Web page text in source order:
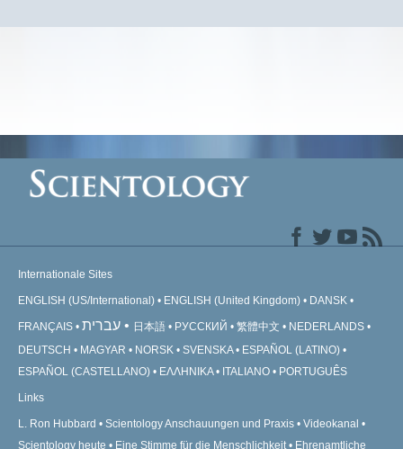
Internationale Sites
ENGLISH (US/International) ENGLISH (United Kingdom) DANSK
FRANÇAIS עברית 日本語 РУССКИЙ 繁體中文
NEDERLANDS
DEUTSCH
MAGYAR NORSK SVENSKA
ESPAÑOL (LATINO)
ESPAÑOL (CASTELLANO)
ΕΛΛΗΝΙΚA ITALIANO PORTUGUÊS
Links
L. Ron Hubbard Scientology Anschauungen und Praxis
Videokanal
Scientology heute
Eine Stimme für die Menschlichkeit Ehrenamtliche